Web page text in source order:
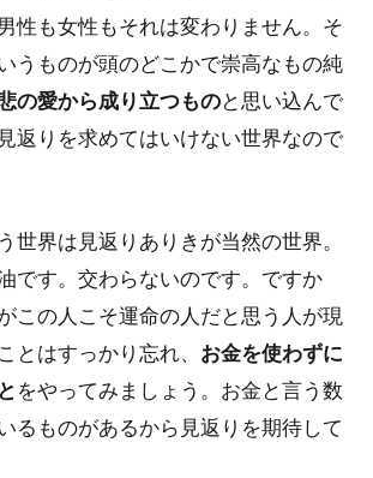
性も女性もそれは変わりません。そ
うものが頭のどこかで崇高なもの純
の愛から成り立つものと思い込んで
返りを求めてはいけない世界なので
世界は見返りありきが当然の世界。
です。交わらないのです。ですか
この人こそ運命の人だと思う人が現
とはすっかり忘れ、 お金を使わずに
をやってみましょう。お金と言う数
るものがあるから見返りを期待して